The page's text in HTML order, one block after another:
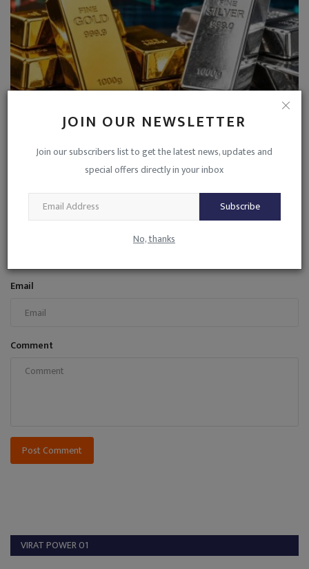
JOIN OUR NEWSLETTER
Join our subscribers list to get the latest news, updates and
special offers directly in your inbox
Subscribe
No, thanks
26 दिन में सोना 13 हजार, चांदी 39 हजार रुपए सस्ती
Jun 27, 2026 0 18
COMMENTS
Email
Comment
Post Comment
VIRAT POWER 01